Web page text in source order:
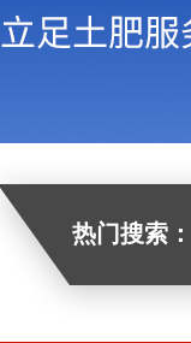
热门搜索：